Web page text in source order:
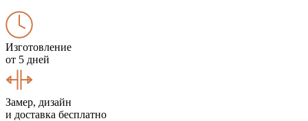
Изготовление
от 5 дней
Замер, дизайн
и доставка бесплатно